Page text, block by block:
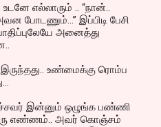
எல்லாரும் .. “நான்..
போடணும்...” இப்பிடி பேசி
அனைத்து
உண்மைக்கு ரொம்ப
இன்னும் ஒழுங்க பண்ணி
எண்ணம்.. அவர் கொஞ்சம்